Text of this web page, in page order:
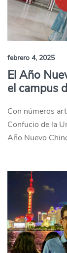
febrero 4, 2025
El Año
el campus
Con números
Confucio de la
Año Nuevo